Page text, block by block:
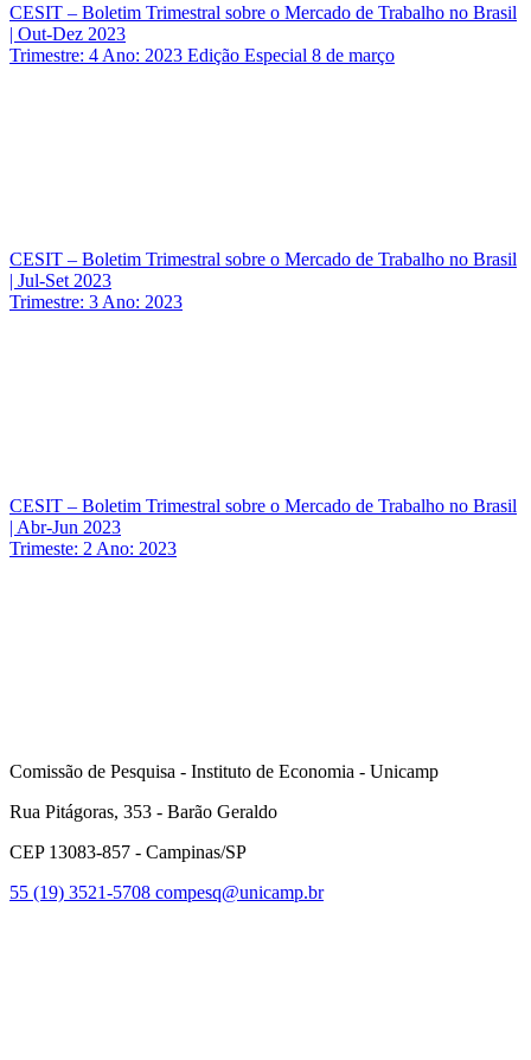
CESIT – Boletim Trimestral sobre o Mercado de Trabalho no Brasil
| Out-Dez 2023
Trimestre: 4 Ano: 2023 Edição Especial 8 de março
CESIT – Boletim Trimestral sobre o Mercado de Trabalho no Brasil
| Jul-Set 2023
Trimestre: 3 Ano: 2023
CESIT – Boletim Trimestral sobre o Mercado de Trabalho no Brasil
| Abr-Jun 2023
Trimeste: 2 Ano: 2023
Comissão de Pesquisa - Instituto de Economia - Unicamp
Rua Pitágoras, 353 - Barão Geraldo
CEP 13083-857 - Campinas/SP
55 (19) 3521-5708 compesq@unicamp.br